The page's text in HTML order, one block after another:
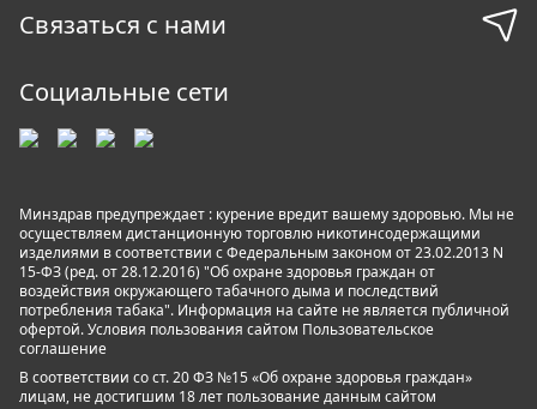
Связаться с нами
Социальные сети
Минздрав предупреждает : курение вредит вашему здоровью. Мы не
осуществляем дистанционную торговлю никотинсодержащими
изделиями в соответствии с Федеральным законом от 23.02.2013 N
15-ФЗ (ред. от 28.12.2016) "Об охране здоровья граждан от
воздействия окружающего табачного дыма и последствий
потребления табака". Информация на сайте не является публичной
офертой. Условия пользования сайтом Пользовательское
соглашение
В соответствии со ст. 20 ФЗ №15 «Об охране здоровья граждан»
лицам, не достигшим 18 лет пользование данным сайтом